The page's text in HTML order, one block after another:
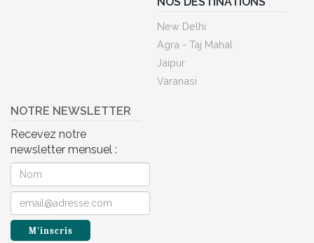
New Delhi
Agra - Taj Mahal
Jaipur
Varanasi
NOTRE NEWSLETTER
Recevez notre
newsletter mensuel :